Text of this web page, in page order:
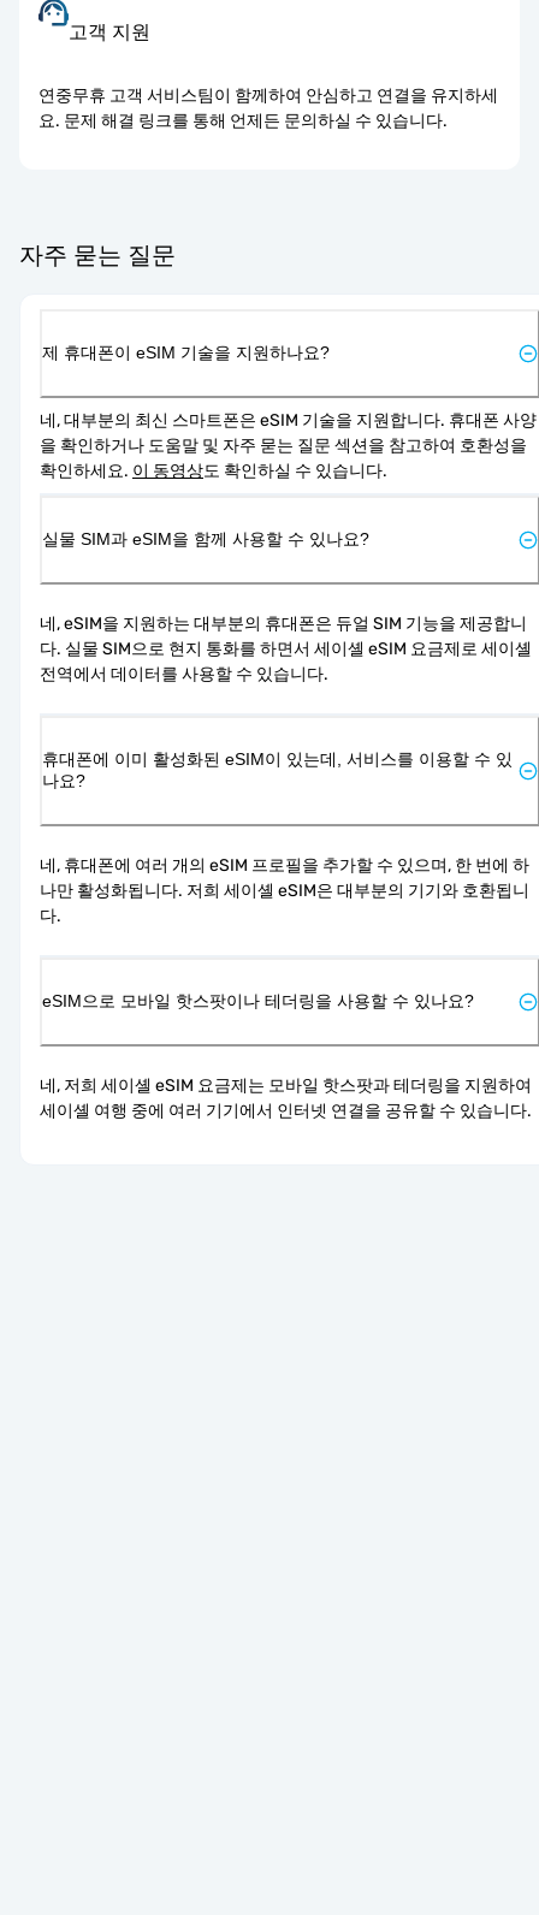
고객 지원
연중무휴 고객 서비스팀이 함께하여 안심하고 연결을 유지하세
요. 문제 해결 링크를 통해 언제든 문의하실 수 있습니다.
자주 묻는 질문
제 휴대폰이 eSIM 기술을 지원하나요?
네, 대부분의 최신 스마트폰은 eSIM 기술을 지원합니다. 휴대폰 사양
을 확인하거나 도움말 및 자주 묻는 질문 섹션을 참고하여 호환성을
확인하세요. 이 동영상도 확인하실 수 있습니다.
실물 SIM과 eSIM을 함께 사용할 수 있나요?
네, eSIM을 지원하는 대부분의 휴대폰은 듀얼 SIM 기능을 제공합니
다. 실물 SIM으로 현지 통화를 하면서 세이셸 eSIM 요금제로 세이셸
전역에서 데이터를 사용할 수 있습니다.
휴대폰에 이미 활성화된 eSIM이 있는데, 서비스를 이용할 수 있
나요?
네, 휴대폰에 여러 개의 eSIM 프로필을 추가할 수 있으며, 한 번에 하
나만 활성화됩니다. 저희 세이셸 eSIM은 대부분의 기기와 호환됩니
다.
eSIM으로 모바일 핫스팟이나 테더링을 사용할 수 있나요?
네, 저희 세이셸 eSIM 요금제는 모바일 핫스팟과 테더링을 지원하여
세이셸 여행 중에 여러 기기에서 인터넷 연결을 공유할 수 있습니다.